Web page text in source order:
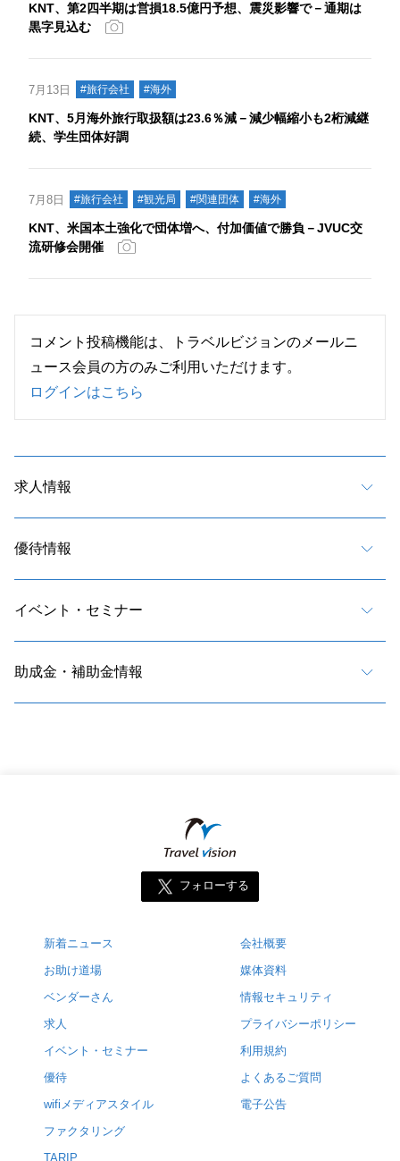
KNT、第2四半期は営損18.5億円予想、震災影響で－通期は
黒字見込む
7月13日 #旅行会社 #海外
KNT、5月海外旅行取扱額は23.6％減－減少幅縮小も2桁減継
続、学生団体好調
7月8日 #旅行会社 #観光局 #関連団体 #海外
KNT、米国本土強化で団体増へ、付加価値で勝負－JVUC交
流研修会開催
コメント投稿機能は、トラベルビジョンのメールニ
ュース会員の方のみご利用いただけます。
ログインはこちら
求人情報
優待情報
イベント・セミナー
助成金・補助金情報
フォローする
新着ニュース
お助け道場
ベンダーさん
求人
イベント・セミナー
優待
wifiメディアスタイル
ファクタリング
TARIP
会社概要
媒体資料
情報セキュリティ
プライバシーポリシー
利用規約
よくあるご質問
電子公告